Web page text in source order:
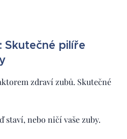
Skutečné pilíře
zdraví zubů. Skutečné
staví, nebo ničí vaše zuby.